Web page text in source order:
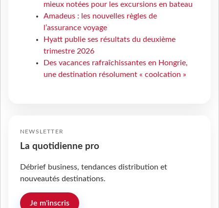
mieux notées pour les excursions en bateau
Amadeus : les nouvelles règles de
l’assurance voyage
Hyatt publie ses résultats du deuxième
trimestre 2026
Des vacances rafraîchissantes en Hongrie,
une destination résolument « coolcation »
NEWSLETTER
La quotidienne pro
Débrief business, tendances distribution et
nouveautés destinations.
Je m'inscris